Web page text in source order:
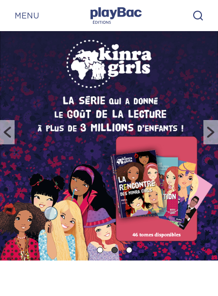
MENU
Panneau de gestion des cookies